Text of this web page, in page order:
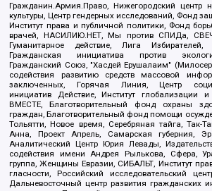
Гражданин.Армия.Право, Нижегородский центр
культуры, Центр гендерных исследований, Фонд
Институт права и публичной политики, Фонд
врачей, НАСИЛИЮ.НЕТ, Мы против СПИДа,
Гуманитарное действие, Лига Избирателей,
Гражданская инициатива против
Гражданский Союз, "Хасдей Ерушалаим"
содействия развитию средств массовой
заключенных, Горячая Линия, Центр
инициатив Действие, Институт глобализации
ВМЕСТЕ, Благотворительный фонд охраны
граждан, Благотворительный фонд помощи
Тольятти, Новое время, Серебряная тайга, Так-
Анна, Проект Апрель, Самарская губерния,
Аналитический Центр Юрия Левады,
содействия имени Андрея Рылькова, Сфера,
группа, Женщины Евразии, СИБАЛЬТ, Институт
гласности, Российский исследовательский
Дальневосточный центр развития гражданских